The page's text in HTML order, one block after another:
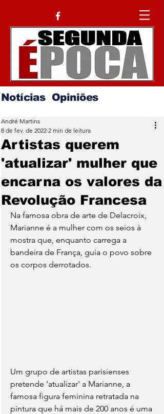
Notícias Opiniões
Artistas querem
'atualizar' mulher que
encarna os valores da
Revolução Francesa
André Martins
8 de fev. de 2022 2 min de leitura
Na famosa obra de arte de Delacroix,
Marianne é a mulher com os seios à
mostra que, enquanto carrega a
bandeira de França, guia o povo sobre
os corpos derrotados.
Um grupo de artistas parisienses
pretende 'atualizar' a Marianne, a
famosa figura feminina retratada na
pintura que há mais de 200 anos é uma